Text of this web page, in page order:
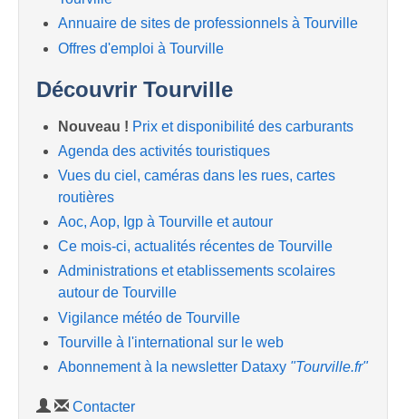
Annuaire de sites de professionnels à Tourville
Offres d'emploi à Tourville
Découvrir Tourville
Nouveau ! Prix et disponibilité des carburants
Agenda des activités touristiques
Vues du ciel, caméras dans les rues, cartes
routières
Aoc, Aop, Igp à Tourville et autour
Ce mois-ci, actualités récentes de Tourville
Administrations et etablissements scolaires
autour de Tourville
Vigilance météo de Tourville
Tourville à l'international sur le web
Abonnement à la newsletter Dataxy "Tourville.fr"
Contacter